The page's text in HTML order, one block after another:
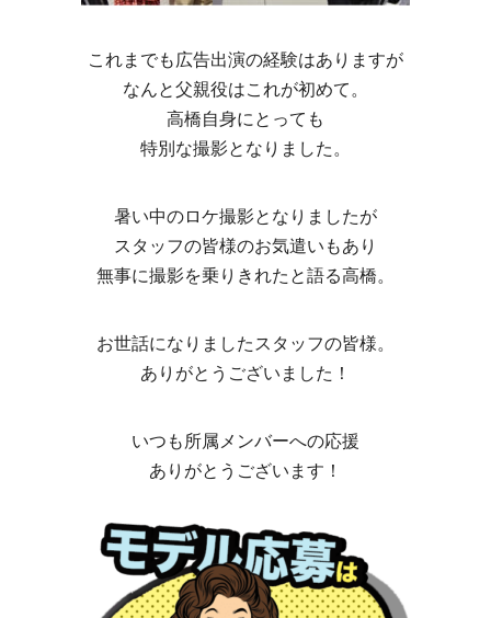
これまでも広告出演の経験はありますが
なんと父親役はこれが初めて。
高橋自身にとっても
特別な撮影となりました。
暑い中のロケ撮影となりましたが
スタッフの皆様のお気遣いもあり
無事に撮影を乗りきれたと語る高橋。
お世話になりましたスタッフの皆様。
ありがとうございました！
いつも所属メンバーへの応援
ありがとうございます！